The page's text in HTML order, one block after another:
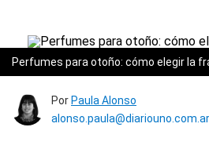
Perfumes para otoño: cómo elegir la
Por Paula Alonso
alonso.paula@diariouno.com.ar